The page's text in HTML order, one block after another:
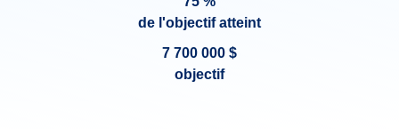
de l'objectif atteint
7 700 000 $
objectif